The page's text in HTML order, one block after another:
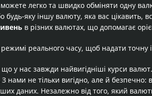
легко та швидко обміняти одну
будь-яку іншу валюту, яка вас цікавить,
в різних валютах, що допомагає
реального часу, щоб надати точну
у нас завжди найвигідніші курси
нами не тільки вигідно, але й безпечно:
даних. Незалежно від того, який